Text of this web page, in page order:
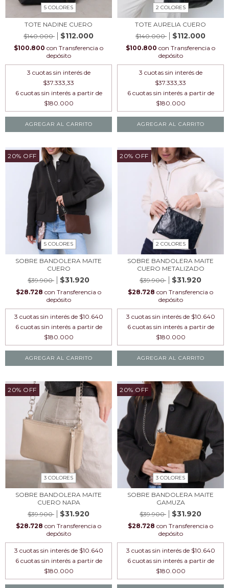
5 COLORES
TOTE NADINE CUERO
$140.000
$112.000
$100.800 con Transferencia o
depósito
3 cuotas sin interés de
$37.333,33
AGREGAR AL CARRITO
2 COLORES
TOTE AURELIA CUERO
$140.000
$112.000
$100.800 con Transferencia o
depósito
3 cuotas sin interés de
$37.333,33
AGREGAR AL CARRITO
20% OFF
5 COLORES
SOBRE BANDOLERA MAITE
CUERO
$39.900
$31.920
$28.728 con Transferencia o
depósito
3 cuotas sin interés de $10.640
AGREGAR AL CARRITO
20% OFF
2 COLORES
SOBRE BANDOLERA MAITE
CUERO METALIZADO
$39.900
$31.920
$28.728 con Transferencia o
depósito
3 cuotas sin interés de $10.640
AGREGAR AL CARRITO
20% OFF
3 COLORES
SOBRE BANDOLERA MAITE
CUERO NAPA
$39.900
$31.920
$28.728 con Transferencia o
depósito
3 cuotas sin interés de $10.640
20% OFF
3 COLORES
SOBRE BANDOLERA MAITE
GAMUZA
$39.900
$31.920
$28.728 con Transferencia o
depósito
3 cuotas sin interés de $10.640